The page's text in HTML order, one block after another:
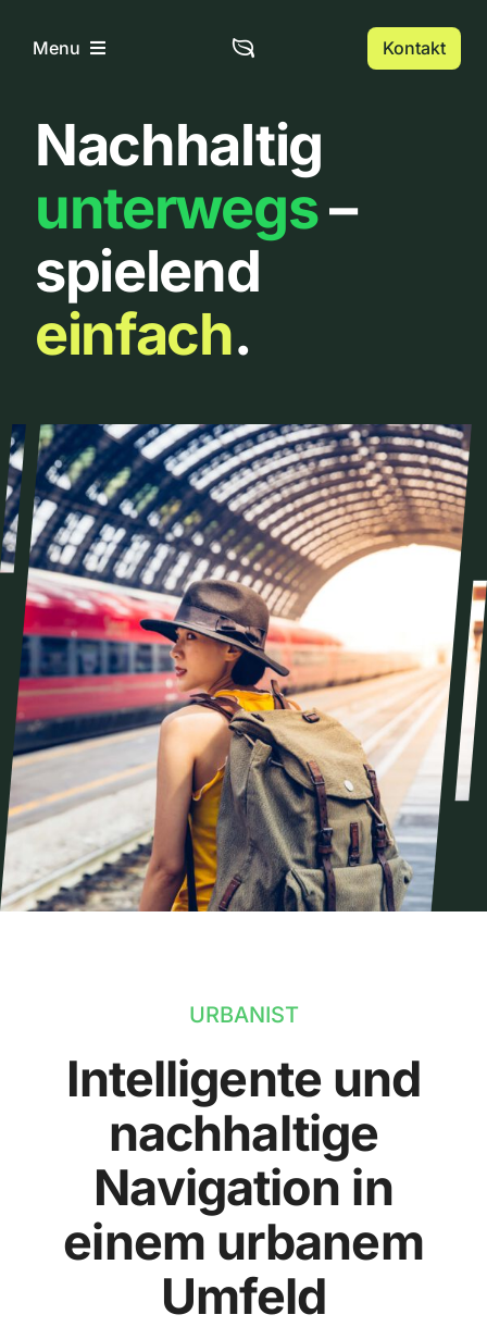
InhaltMenu
Home
Über uns
Urbanlist
Kontakt
Nachhaltig
unterwegs–
spielend
einfach.
URBANIST
Intelligente und
nachhaltige
Navigation in
einem urbanem
Umfeld